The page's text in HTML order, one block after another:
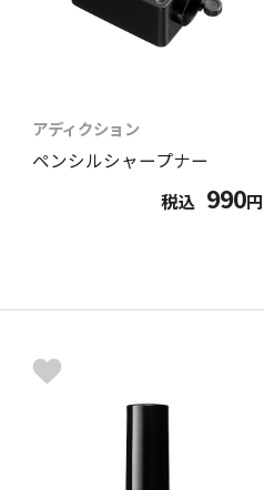
アディクション
ペンシルシャープナー
税込 990円